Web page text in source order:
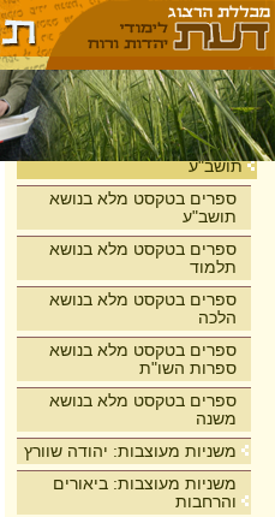
בית
תושב"ע
ספרים בטקסט מלא בנושא
תושב"ע
ספרים בטקסט מלא בנושא
תלמוד
ספרים בטקסט מלא בנושא
הלכה
ספרים בטקסט מלא בנושא
ספרות השו"ת
ספרים בטקסט מלא בנושא
משנה
משניות מעוצבות: יהודה שוורץ
משניות מעוצבות: ביאורים
והרחבות